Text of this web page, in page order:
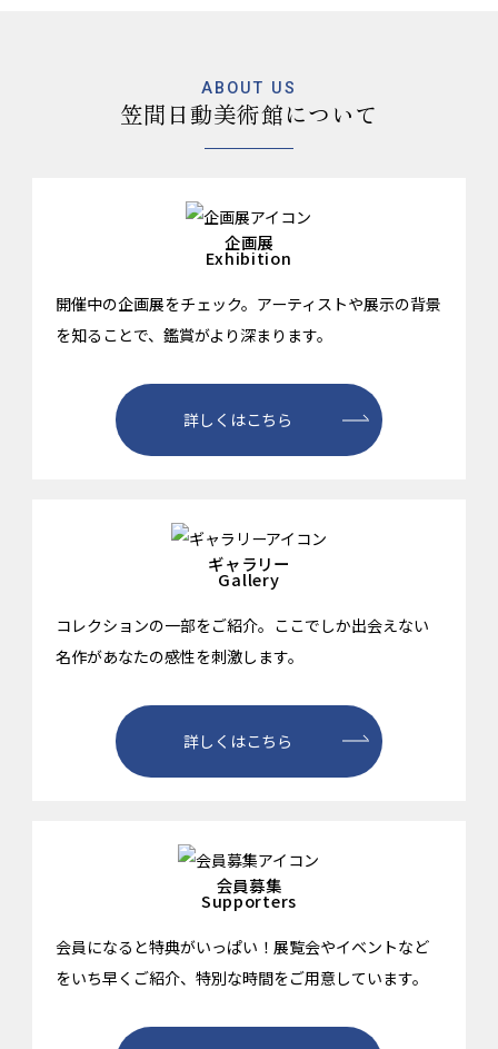
ABOUT US
笠間日動美術館について
企画展
Exhibition
開催中の企画展をチェック。アーティストや展示の背景
を知ることで、鑑賞がより深まります。
詳しくはこちら
ギャラリー
Gallery
コレクションの一部をご紹介。ここでしか出会えない
名作があなたの感性を刺激します。
詳しくはこちら
会員募集
Supporters
会員になると特典がいっぱい！展覧会やイベントなど
をいち早くご紹介、特別な時間をご用意しています。